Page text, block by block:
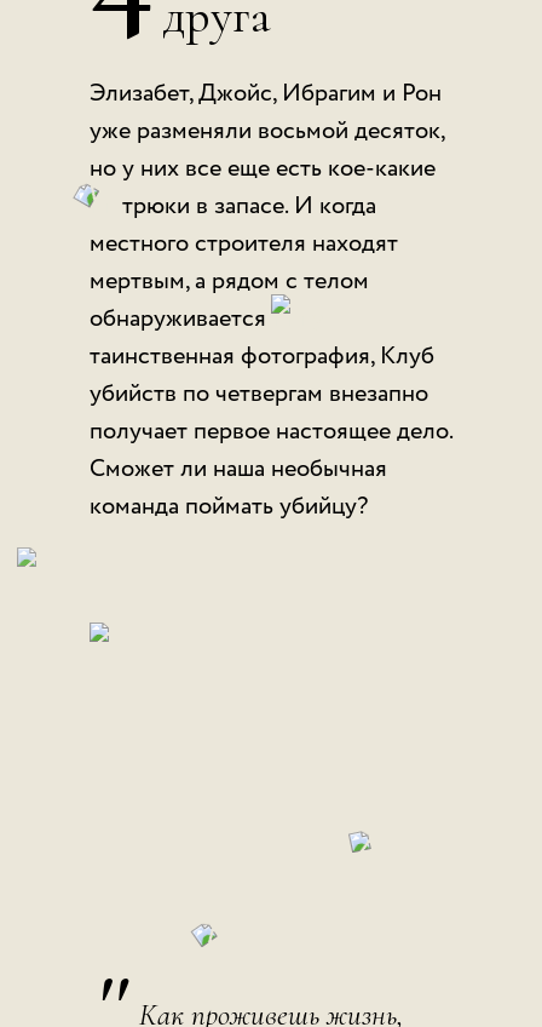
Элизабет, Джойс, Ибрагим и Рон
уже разменяли восьмой десяток,
но у них все еще есть кое-какие
пп трюки в запасе. И когда
местного строителя находят
мертвым, а рядом с телом
обнаруживаетсяпппу
таинственная фотография, Клуб
убийств по четвергам внезапно
получает первое настоящее дело.
Сможет ли наша необычная
команда поймать убийцу?
друга
Как проживешь жизнь,
"